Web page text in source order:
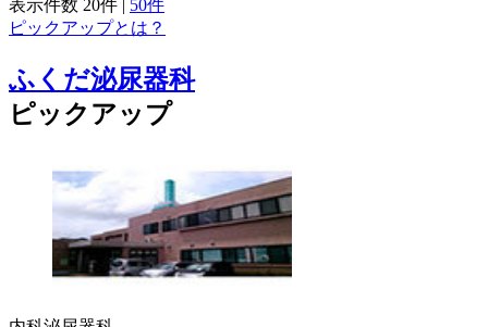
表示件数 20件 | 50件
ピックアップとは？
ふくだ泌尿器科
ピックアップ